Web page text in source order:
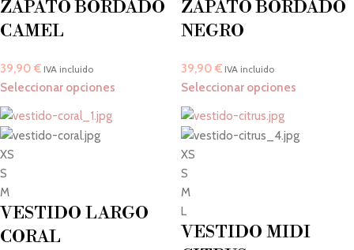
ZAPATO BORDADO
CAMEL
39,90 € IVA incluido
Seleccionar opciones
ZAPATO BORDADO
NEGRO
39,90 € IVA incluido
Seleccionar opciones
XS
S
M
VESTIDO LARGO
CORAL
XS
S
M
L
VESTIDO MIDI